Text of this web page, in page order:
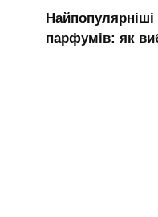
Найпопулярніші
парфумів: як